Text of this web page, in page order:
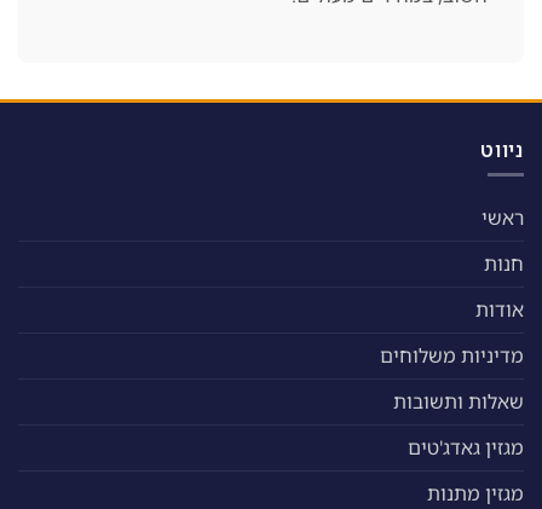
ניווט
ראשי
חנות
אודות
מדיניות משלוחים
שאלות ותשובות
מגזין גאדג'טים
מגזין מתנות